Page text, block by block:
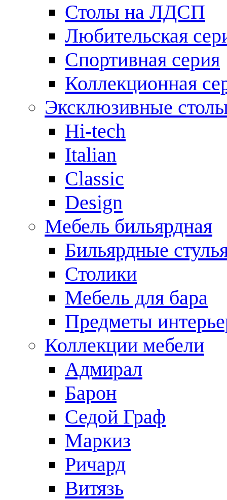
Столы на ЛДСП
Любительская
Спортивная серия
Коллекционная
Эксклюзивные
Hi-tech
Italian
Сlassic
Design
Мебель бильярдная
Бильярдные
Столики
Мебель для бара
Предметы
Коллекции мебели
Адмирал
Барон
Седой Граф
Маркиз
Ричард
Витязь